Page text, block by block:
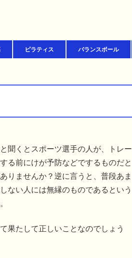
ピラティス バランスボール
と聞くとスポーツ選手の人が、トレー
る前にけが予防などでするものだと
りませんか？逆に言うと、普段あま
ない人には無縁のものであるという
果たして正しいことなのでしょう